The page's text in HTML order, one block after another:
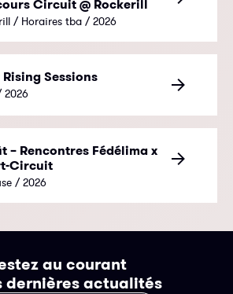
Circuit @ Rockerill
/ Horaires tba / 2026
Sessions
2026
– Rencontres Fédélima x
Circuit
/ 2026
au courant
dernières actualités